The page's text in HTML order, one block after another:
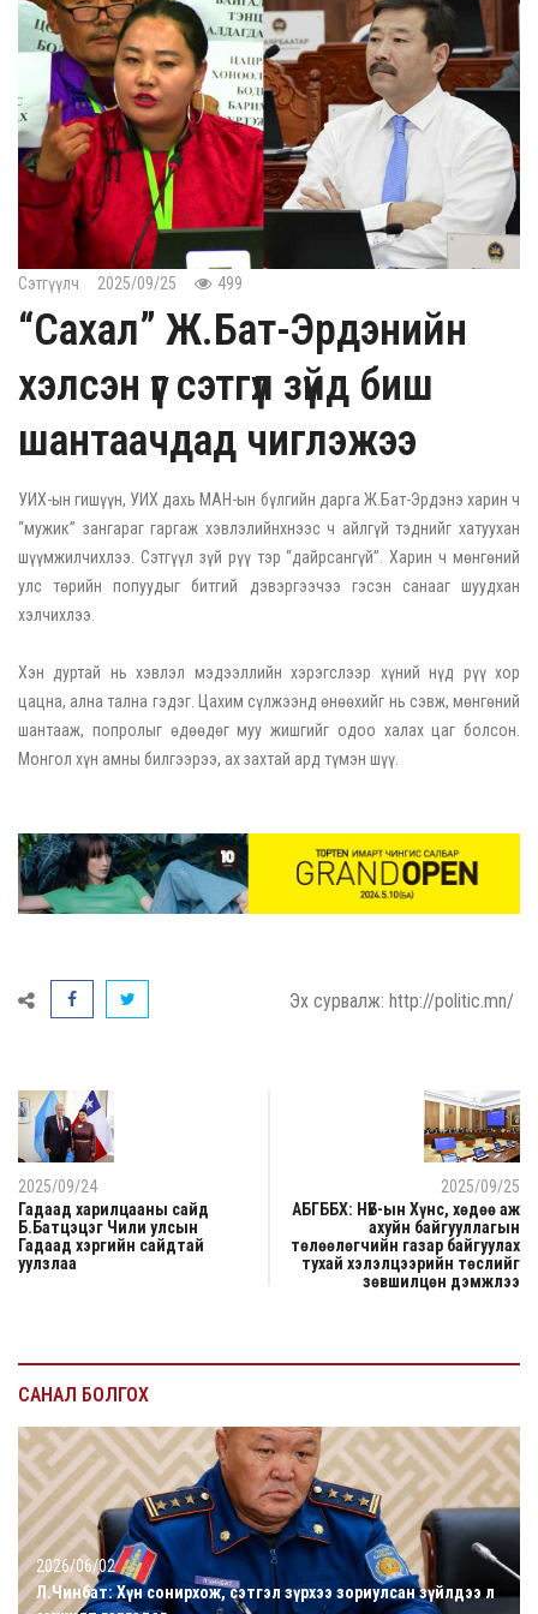
Сэтгүүлч 2025/09/25 499
“Сахал” Ж.Бат-Эрдэнийн
хэлсэн үг сэтгүүл зүйд биш
шантаачдад чиглэжээ
УИХ-ын гишүүн, УИХ дахь МАН-ын бүлгийн дарга Ж.Бат-Эрдэнэ харин ч
“мужик” зангараг гаргаж хэвлэлийнхнээс ч айлгүй тэднийг хатуухан
шүүмжилчихлээ. Сэтгүүл зүй рүү тэр “дайрсангүй”. Харин ч мөнгөний
улс төрийн попуудыг битгий дэвэргээчээ гэсэн санааг шуудхан
хэлчихлээ.
Хэн дуртай нь хэвлэл мэдээллийн хэрэгслээр хүний нүд рүү хор
цацна, ална тална гэдэг. Цахим сүлжээнд өнөөхийг нь сэвж, мөнгөний
шантааж, попролыг өдөөдөг муу жишгийг одоо халах цаг болсон.
Монгол хүн амны билгээрээ, ах захтай ард түмэн шүү.
Эх сурвалж: http://politic.mn/
2025/09/24
Гадаад харилцааны сайд
Б.Батцэцэг Чили улсын
Гадаад хэргийн сайдтай
уулзлаа
2025/09/25
АБГББХ: НҮБ-ын Хүнс, хөдөө аж
ахуйн байгууллагын
төлөөлөгчийн газар байгуулах
тухай хэлэлцээрийн төслийг
зөвшилцөн дэмжлээ
САНАЛ БОЛГОХ
2026/06/02
Л.Чинбат: Хүн сонирхож, сэтгэл зүрхээ зориулсан зүйлдээ л